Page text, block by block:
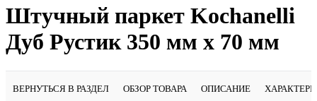
Штучный паркет Kochanelli
Дуб Рустик 350 мм х 70 мм
ВЕРНУТЬСЯ В РАЗДЕЛ ОБЗОР ТОВАРА ОПИСАНИЕ